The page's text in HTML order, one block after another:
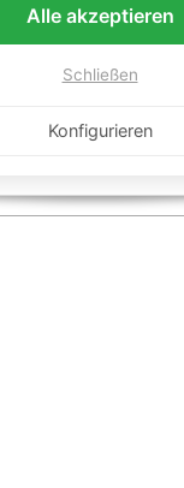
um Preise und
Alle akzeptieren
Schließen
Konfigurieren